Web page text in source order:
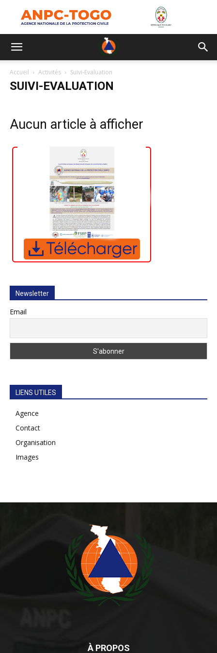
Accueil Activités Suivi-Evaluation
SUIVI-EVALUATION
Aucun article à afficher
Newsletter
Email
LIENS UTILES
Agence
Contact
Organisation
Images
À PROPOS